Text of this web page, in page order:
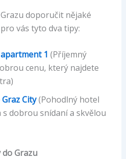
doporučit nějaké
vás tyto dva tipy:
1 (Příjemný
cenu, který najdete
City(Pohodlný hotel
s dobrou snídaní a skvělou
Grazu